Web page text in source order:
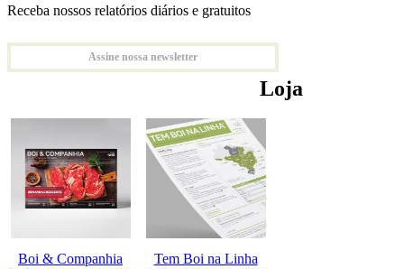
Receba nossos relatórios diários e gratuitos
Assine nossa newsletter
Loja
Boi & Companhia
Tem Boi na Linha